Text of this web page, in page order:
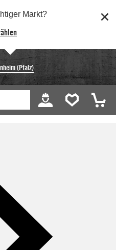
Markt?
(Pfalz)